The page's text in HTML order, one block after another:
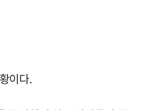
이다.